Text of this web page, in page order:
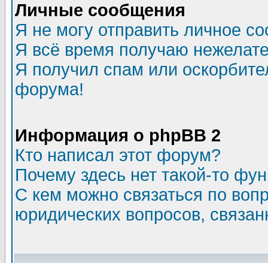
Личные сообщения
Я не могу отправить личное
Я всё время получаю
Я получил спам или
форума!
Информация о phpBB 2
Кто написал этот форум?
Почему здесь нет такой-то
С кем можно связаться по
юридических вопросов,